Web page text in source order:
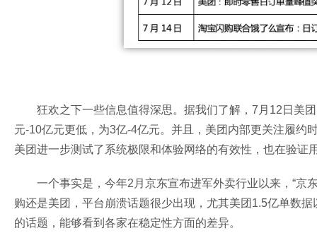
狂欢之下一些信息值得深思。据我们了解，7月12日美
元-10亿元更低，为3亿-4亿元。并且，美团内部更关注履约
美团进一步测试了系统极限和体验网络的有效性，也在验证
一个事实是，今年2月京东宣布进军外卖行业以来，“京
购还是美团，平台崩溃话题很少出现，尤其美团1.5亿单数
的话题，能够看到各家在稳定性方面的差异。